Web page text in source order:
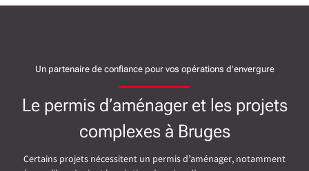
Un partenaire de confiance pour vos opérations d’envergure
Le permis d’aménager et les projets
complexes à Bruges
Certains projets nécessitent un permis d’aménager, notamment